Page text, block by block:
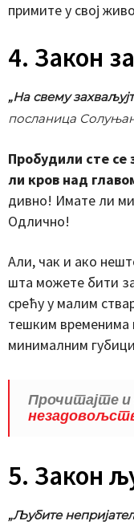
примите у свој
4. Закон
„На свему
посланица
Пробудили сте се
ли кров над
дивно! Имате ли
Одлично!
Али, чак и ако
шта можете бити
срећу у малим
тешким временима
минималним
Прочитајте и
5. Закон
„Љубите